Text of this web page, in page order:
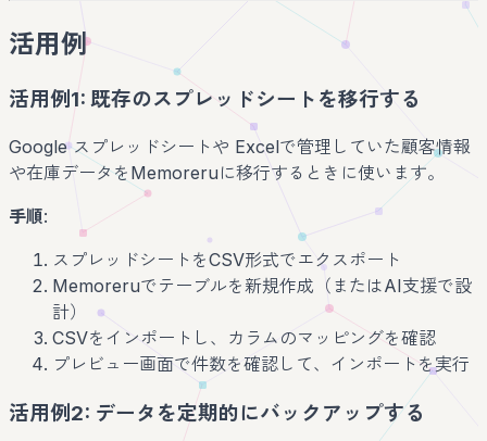
活用例
活用例1: 既存のスプレッドシートを移行する
Google スプレッドシートや Excelで管理していた顧客情報
や在庫データをMemoreruに移行するときに使います。
手順:
スプレッドシートをCSV形式でエクスポート
Memoreruでテーブルを新規作成（またはAI支援で設
計）
CSVをインポートし、カラムのマッピングを確認
プレビュー画面で件数を確認して、インポートを実行
活用例2: データを定期的にバックアップする